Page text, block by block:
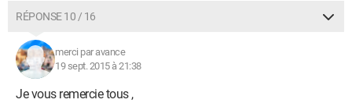
RÉPONSE 10 / 16
merci par avance
19 sept. 2015 à 21:38
Je vous remercie tous ,